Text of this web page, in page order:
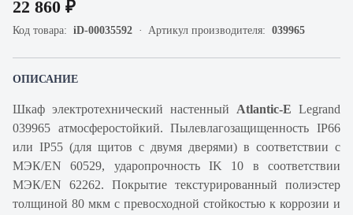
22 860 ₽
Код товара: iD-00035592 Артикул производителя: 039965
ОПИСАНИЕ
Шкаф электротехнический настенный Atlantic-E Legrand
039965 атмосферостойкий. Пылевлагозащищенность IP66
или IP55 (для щитов с двумя дверями) в соответствии с
МЭК/EN 60529, ударопрочность IK 10 в соответствии
МЭК/EN 62262. Покрытие текстурированный полиэстер
толщиной 80 мкм с превосходной стойкостью к коррозии и